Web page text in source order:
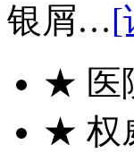
银屑…[
★ 医
★ 权